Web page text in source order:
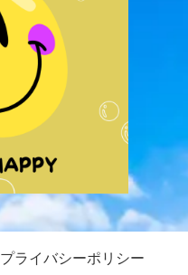
プライバシーポリシー